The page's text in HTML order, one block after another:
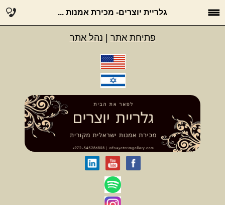
גלריית יוצרים- מכירת אמנות ...
פתיחת אתר נהל אתר